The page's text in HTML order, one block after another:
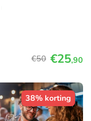
€50 €25,90
38% korting